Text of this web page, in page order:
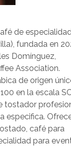
de
fundada en
Domínguez,
Association.
de origen
en la escala
tostador
especifica.
café para
para